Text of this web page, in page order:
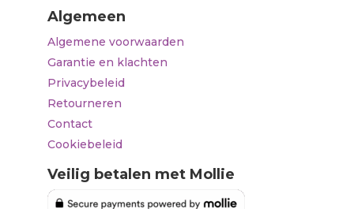
Algemeen
Algemene voorwaarden
Garantie en klachten
Privacybeleid
Retourneren
Contact
Cookiebeleid
Veilig betalen met Mollie